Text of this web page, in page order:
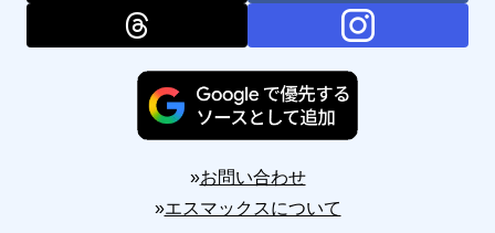
»お問い合わせ
»エスマックスについて